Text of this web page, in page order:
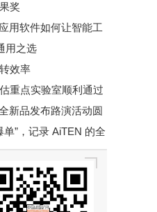
奖
用软件如何让智能工
用之选
效率
重点实验室顺利通过
新品发布路演活动圆
单”，记录 AiTEN 的全